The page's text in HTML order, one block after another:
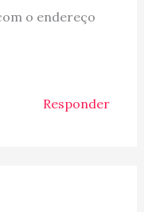
o endereço
Responder